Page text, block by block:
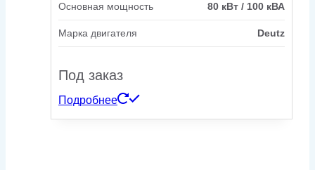
Основная мощность 80 кВт / 100 кВА
Марка двигателя Deutz
Под заказ
Подробнее